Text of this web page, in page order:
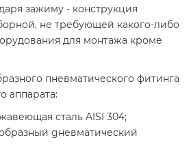
зажиму - конструкция
не требующей какого-либо
для монтажа кроме
пневматического фитинга
аппарата:
сталь AISI 304;
gневматический